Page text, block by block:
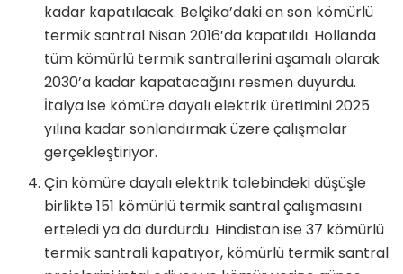
kadar kapatılacak. Belçika’daki en son kömürlü
termik santral Nisan 2016’da kapatıldı. Hollanda
tüm kömürlü termik santrallerini aşamalı olarak
2030’a kadar kapatacağını resmen duyurdu.
İtalya ise kömüre dayalı elektrik üretimini 2025
yılına kadar sonlandırmak üzere çalışmalar
gerçekleştiriyor.
Çin kömüre dayalı elektrik talebindeki düşüşle
birlikte 151 kömürlü termik santral çalışmasını
erteledi ya da durdurdu. Hindistan ise 37 kömürlü
termik santrali kapatıyor, kömürlü termik santral